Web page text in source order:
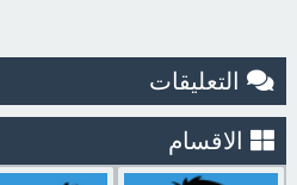
التعليقات
الاقسام